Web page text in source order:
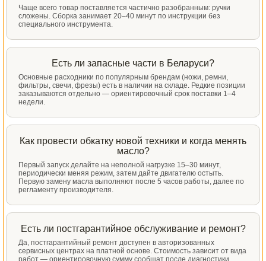
Чаще всего товар поставляется частично разобранным: ручки
сложены. Сборка занимает 20–40 минут по инструкции без
специального инструмента.
Есть ли запасные части в Беларуси?
Основные расходники по популярным брендам (ножи, ремни,
фильтры, свечи, фрезы) есть в наличии на складе. Редкие позиции
заказываются отдельно — ориентировочный срок поставки 1–4
недели.
Как провести обкатку новой техники и когда менять
масло?
Первый запуск делайте на неполной нагрузке 15–30 минут,
периодически меняя режим, затем дайте двигателю остыть.
Первую замену масла выполняют после 5 часов работы, далее по
регламенту производителя.
Есть ли постгарантийное обслуживание и ремонт?
Да, постгарантийный ремонт доступен в авторизованных
сервисных центрах на платной основе. Стоимость зависит от вида
работ — ориентировочную сумму сообщат после диагностики.